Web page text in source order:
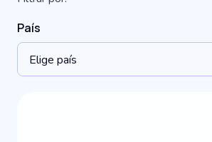
País
Elige país